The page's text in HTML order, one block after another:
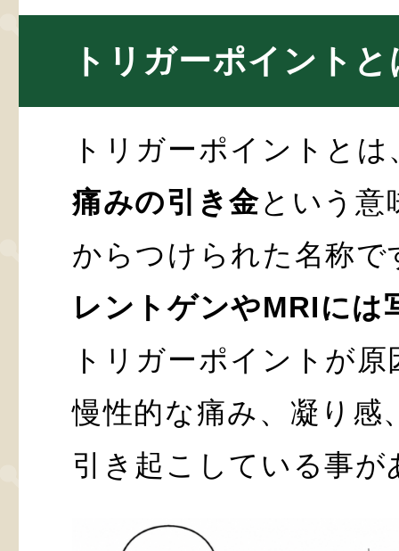
トリガーポイント
トリガーポイントとは
痛みの引き金という意
からつけられた名称で
レントゲンやMRIには
トリガーポイントが
慢性的な痛み、凝り感
引き起こしている事が